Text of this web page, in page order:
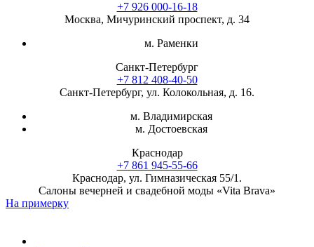
+7 926 000-16-18
Москва, Мичуринский проспект, д. 34
м. Раменки
Санкт-Петербург
+7 812 408-40-50
Санкт-Петербург, ул. Колокольная, д. 16.
м. Владимирская
м. Достоевская
Краснодар
+7 861 945-55-66
Краснодар, ул. Гимназическая 55/1.
Салоны вечерней и свадебной моды «Vita Brava»
На примерку